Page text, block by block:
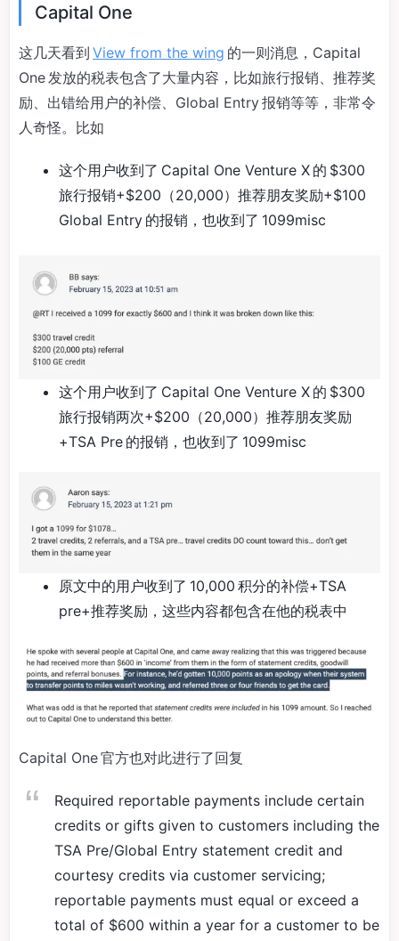
Capital One
这几天看到 View from the wing 的一则消息，Capital
One 发放的税表包含了大量内容，比如旅行报销、推荐奖
励、出错给用户的补偿、Global Entry 报销等等，非常令
人奇怪。比如
这个用户收到了 Capital One Venture X 的 $300
旅行报销+$200（20,000）推荐朋友奖励+$100
Global Entry 的报销，也收到了 1099misc
这个用户收到了 Capital One Venture X 的 $300
旅行报销两次+$200（20,000）推荐朋友奖励
+TSA Pre 的报销，也收到了 1099misc
原文中的用户收到了 10,000 积分的补偿+TSA
pre+推荐奖励，这些内容都包含在他的税表中
Capital One 官方也对此进行了回复
Required reportable payments include certain
credits or gifts given to customers including the
TSA Pre/Global Entry statement credit and
courtesy credits via customer servicing;
reportable payments must equal or exceed a
total of $600 within a year for a customer to be